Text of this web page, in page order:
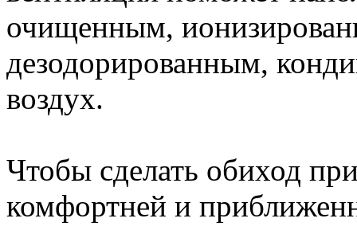
очищенным,
дезодорированным,
воздух.
Чтобы сделать обиход
комфортней и